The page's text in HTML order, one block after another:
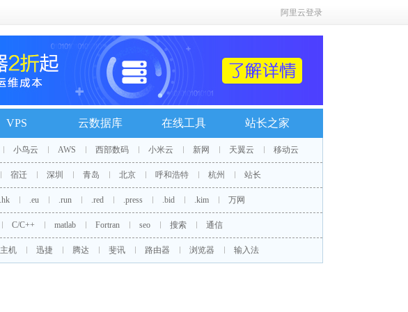
阿里云登录
VPS 云数据库 在线工具 站长之家
小鸟云 AWS 西部数码 小米云 新网 天翼云 移动云
宿迁 深圳 青岛 北京 呼和浩特 杭州 站长
.hk .eu .run .red .press .bid .kim 万网
C/C++ matlab Fortran seo 搜索 通信
机 迅捷 腾达 斐讯 路由器 浏览器 输入法